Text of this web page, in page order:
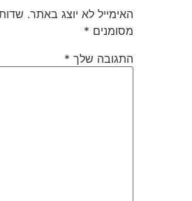
האימייל לא יוצג באתר.
מסומנים *
התגובה שלך *